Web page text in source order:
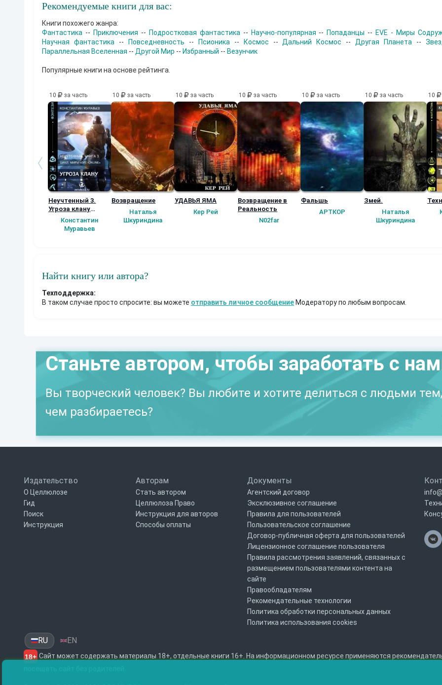
Рекомендуемые книги для вас:
Книги похожего жанра:
Фантастика -- Приключения -- Подростковая фантастика-- Научно-популярная -- Попаданцы -- EVE - Миры
Научная фантастика-- Повседневность -- Псионика-- Космос --Дальний Космос --Другая Планета --
Параллельная Вселенная -- Другой Мир -- Избранный -- Везунчик
Популярные книги на основе рейтинга.
10 за часть
Неучтенный 3.
Угроза клану
(Альтернативное
продолжение)
Константин
Муравьев
10 за часть
Возвращение
Наталья
Шкуриндина
10 за часть
УДАВЬЯ ЯМА
Кер Рей
10 за часть
Возвращение в
Реальность
N02far
10 за часть
Фальшь
АРТКОР
10 за часть
Змей.
Наталья
Шкуриндина
10
Найти книгу или автора?
Техподдержка:
В таком случае просто спросите: вы можете отправить личное сообщение Модератору по любым вопросам.
Станьте автором, чтобы заработать с
Вы творческий человек? Вы любите и хотите делиться с людьми
чем разбираетесь?
Издательство
О Целлюлозе
Гид
Поиск
Инструкция
Авторам
Стать автором
Целлюлоза Право
Инструкция для авторов
Способы оплаты
Документы
Агентский договор
Эксклюзивное соглашение
Правила для пользователей
Пользовательское соглашение
Договор-публичная оферта для пользователей
Лицензионное соглашение пользователя
Правила рассмотрения заявлений, связанных с
размещением пользователями контента на
сайте
Правообладателям
Рекомендательные технологии
Политика обработки персональных данных
Политика использования cookies
RU EN
18+ Сайт может содержать материалы 18+, отдельные книги 16+. На информационном ресурсе применяются